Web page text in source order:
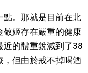
點。那就是目前在北
敬姬存在嚴重的健康
近的體重銳減到了38
，但由於戒不掉喝酒